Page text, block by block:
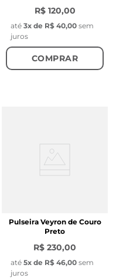
R$ 120,00
até 3x de R$ 40,00 sem
juros
COMPRAR
Pulseira Veyron de Couro
Preto
R$ 230,00
até 5x de R$ 46,00 sem
juros